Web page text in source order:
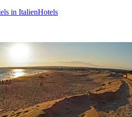
in ItalienHotels